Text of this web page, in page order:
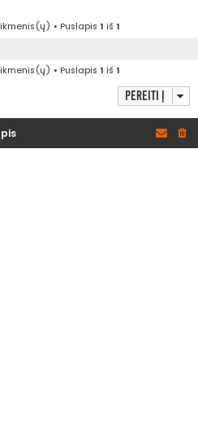
• Puslapis 1 iš 1
• Puslapis 1 iš 1
Pereiti į